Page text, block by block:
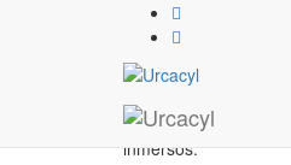
12 / 01 / 2018
El Real Decreto 980/
inmersos.